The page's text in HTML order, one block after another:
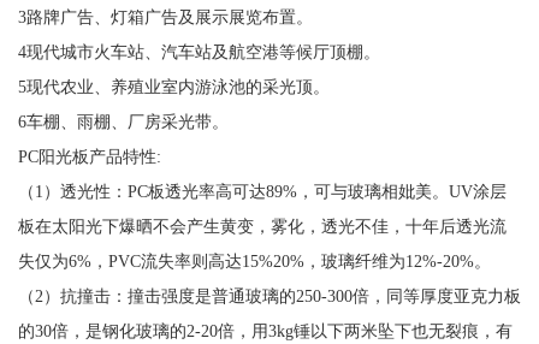
3路牌广告、灯箱广告及展示展览布置。
4现代城市火车站、汽车站及航空港等候厅顶棚。
5现代农业、养殖业室内游泳池的采光顶。
6车棚、雨棚、厂房采光带。
PC阳光板产品特性:
（1）透光性：PC板透光率高可达89%，可与玻璃相妣美。UV涂层
板在太阳光下爆晒不会产生黄变，雾化，透光不佳，十年后透光流
失仅为6%，PVC流失率则高达15%20%，玻璃纤维为12%-20%。
（2）抗撞击：撞击强度是普通玻璃的250-300倍，同等厚度亚克力板
的30倍，是钢化玻璃的2-20倍，用3kg锤以下两米坠下也无裂痕，有